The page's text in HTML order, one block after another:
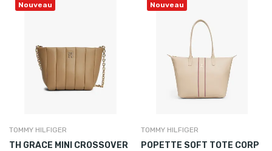
Nouveau
TOMMY HILFIGER
TH GRACE MINI CROSSOVER
Nouveau
TOMMY HILFIGER
POPETTE SOFT TOTE CORP